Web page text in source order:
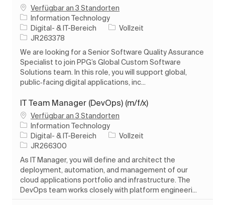
Verfügbar an 3 Standorten
Information Technology
Kategorie
Digital- & IT-Bereich Auftragstyp
Vollzeit
Auftrags-ID
JR263378
We are looking for a Senior Software Quality Assurance
Specialist to join PPG’s Global Custom Software
Solutions team. In this role, you will support global,
public‑facing digital applications, inc...
IT Team Manager (DevOps) (m/f/x)
Verfügbar an 3 Standorten
Information Technology
Kategorie
Digital- & IT-Bereich Auftragstyp
Vollzeit
Auftrags-ID
JR266300
As IT Manager, you will define and architect the
deployment, automation, and management of our
cloud applications portfolio and infrastructure. The
DevOps team works closely with platform engineeri...